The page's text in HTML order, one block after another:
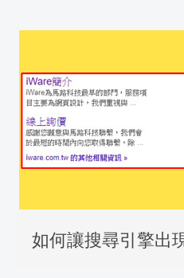
如何讓搜尋引擎出